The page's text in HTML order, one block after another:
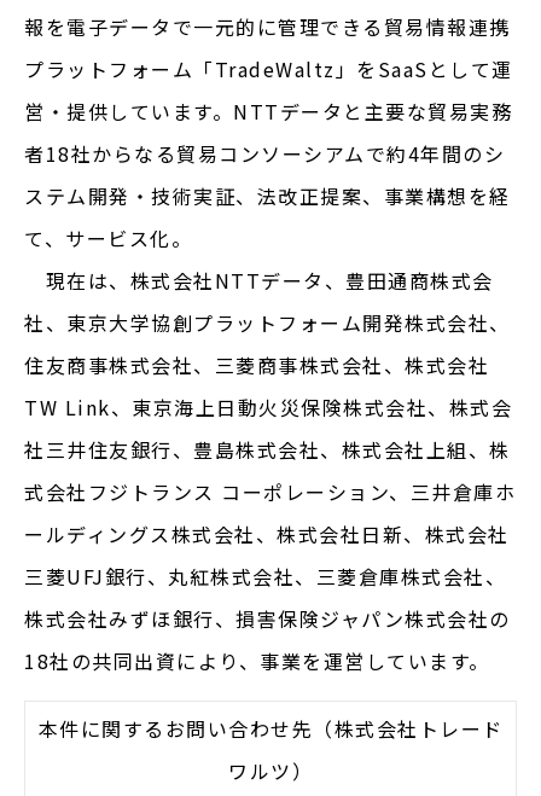
報を電子データで一元的に管理できる貿易情報連携
プラットフォーム「TradeWaltz」をSaaSとして運
営・提供しています。NTTデータと主要な貿易実務
者18社からなる貿易コンソーシアムで約4年間のシ
ステム開発・技術実証、法改正提案、事業構想を経
て、サービス化。
現在は、株式会社NTTデータ、豊田通商株式会
社、東京大学協創プラットフォーム開発株式会社、
住友商事株式会社、三菱商事株式会社、株式会社
TW Link、東京海上日動火災保険株式会社、株式会
社三井住友銀行、豊島株式会社、株式会社上組、株
式会社フジトランス コーポレーション、三井倉庫ホ
ールディングス株式会社、株式会社日新、株式会社
三菱UFJ銀行、丸紅株式会社、三菱倉庫株式会社、
株式会社みずほ銀行、損害保険ジャパン株式会社の
18社の共同出資により、事業を運営しています。
本件に関するお問い合わせ先（株式会社トレード
ワルツ）